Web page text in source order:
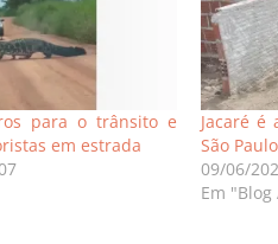
para o trânsito e
em estrada
Jacaré é
São
09/06/
Em "Blog